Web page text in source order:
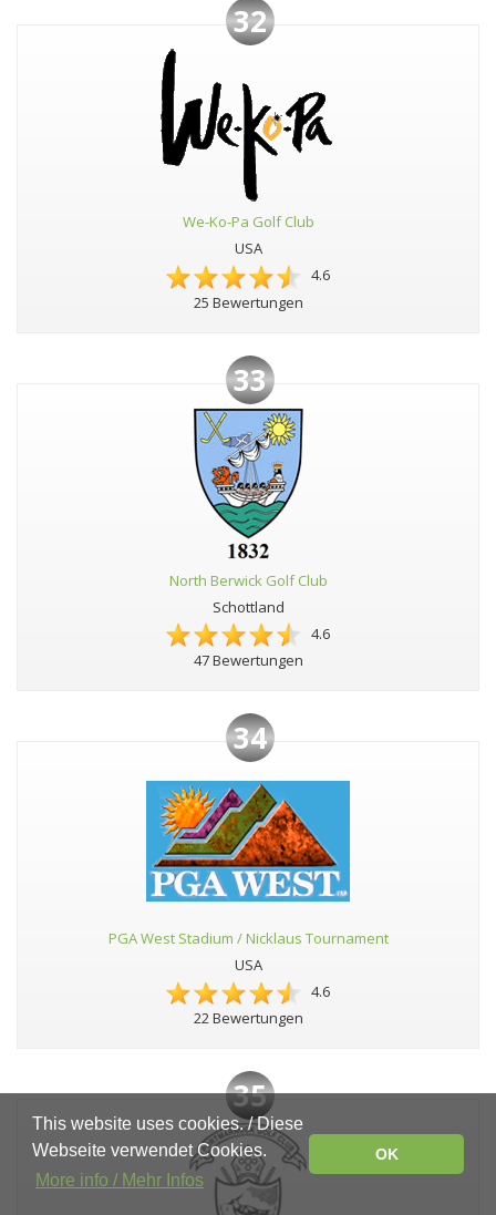
32
We-Ko-Pa Golf Club
USA
4.6
25 Bewertungen
33
North Berwick Golf Club
Schottland
4.6
47 Bewertungen
34
PGA West Stadium / Nicklaus Tournament
USA
4.6
22 Bewertungen
35
This website uses cookies. / Diese
Webseite verwendet Cookies.
More info / Mehr Infos
OK